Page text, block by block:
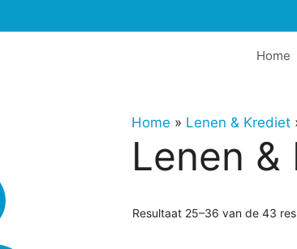
Home
Home » Lenen & Krediet
Lenen &
Resultaat 25–36 van de 43